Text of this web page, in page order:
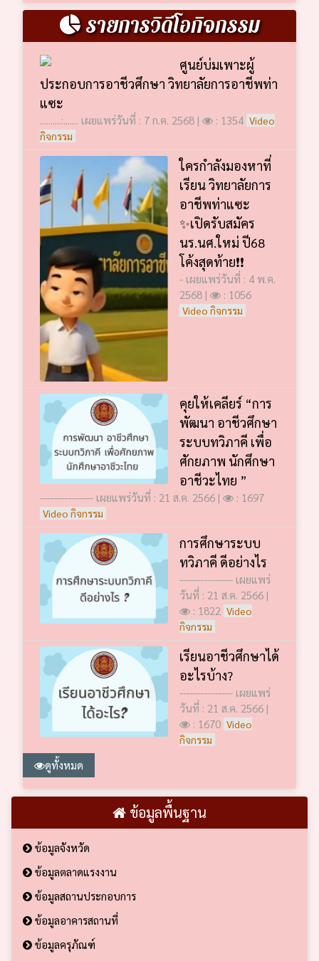
รายการวิดีโอกิจกรรม
ศูนย์บ่มเพาะผู้
ประกอบการอาชีวศึกษา วิทยาลัยการอาชีพท่า
แซะ
..........:....... เผยแพร่วันที่ : 7 ก.ค. 2568 | : 1354 Video
กิจกรรม
ใครกำลังมองหาที่
เรียน วิทยาลัยการ
อาชีพท่าแซะ
✨เปิดรับสมัคร
นร.นศ.ใหม่ ปี68
โค้งสุดท้าย❗️❗️
- เผยแพร่วันที่ : 4 พ.ค.
2568 |
: 1056
Video กิจกรรม
คุยให้เคลียร์ “การ
พัฒนา อาชีวศึกษา
ระบบทวิภาคี เพื่อ
ศักยภาพ นักศึกษา
อาชีวะไทย ”
--------------- เผยแพร่วันที่ : 21 ส.ค. 2566 | : 1697
Video กิจกรรม
การศึกษาระบบ
ทวิภาคี ดีอย่างไร
--------------- เผยแพร่
วันที่ : 21 ส.ค. 2566 |
: 1822 Video
กิจกรรม
เรียนอาชีวศึกษาได้
อะไรบ้าง?
--------------- เผยแพร่
วันที่ : 21 ส.ค. 2566 |
: 1670 Video
กิจกรรม
ดูทั้งหมด
ข้อมูลพื้นฐาน
ข้อมูลจังหวัด
ข้อมูลตลาดแรงงาน
ข้อมูลสถานประกอบการ
ข้อมูลอาคารสถานที่
ข้อมูลครุภัณฑ์